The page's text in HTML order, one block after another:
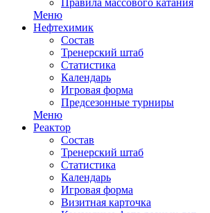
Правила массового катания
Меню
Нефтехимик
Состав
Тренерский штаб
Статистика
Календарь
Игровая форма
Предсезонные турниры
Меню
Реактор
Состав
Тренерский штаб
Статистика
Календарь
Игровая форма
Визитная карточка